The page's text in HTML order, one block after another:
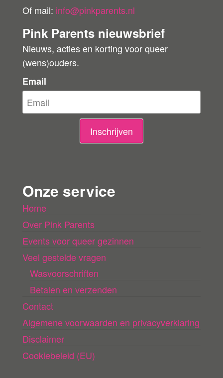
o
r
i
g
Of mail: info@pinkparents.nl
Pink Parents nieuwsbrief
Nieuws, acties en korting voor queer
(wens)ouders.
Email
Inschrijven
Onze service
Home
Over Pink Parents
Events voor queer gezinnen
Veel gestelde vragen
Wasvoorschriften
Betalen en verzenden
Contact
Algemene voorwaarden en privacyverklaring
Disclaimer
Cookiebeleid (EU)